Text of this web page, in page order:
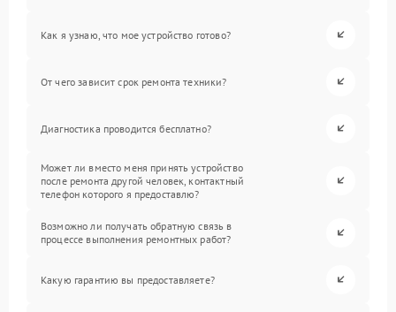
Как я узнаю, что мое устройство готово?
От чего зависит срок ремонта техники?
Диагностика проводится бесплатно?
Может ли вместо меня принять устройство
после ремонта другой человек, контактный
телефон которого я предоставлю?
Возможно ли получать обратную связь в
процессе выполнения ремонтных работ?
Какую гарантию вы предоставляете?